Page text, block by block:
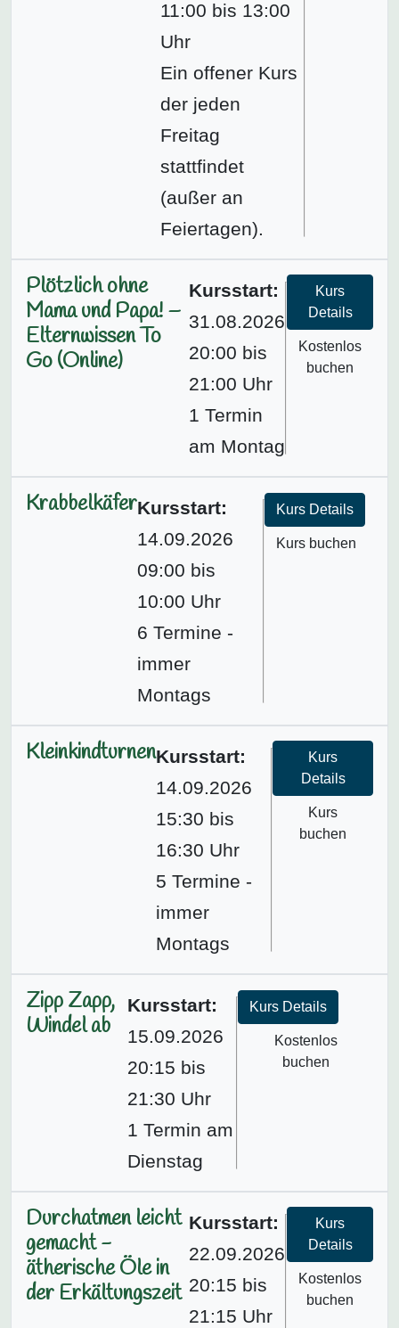
11:00 bis 13:00
Uhr
Ein offener Kurs
der jeden
Freitag
stattfindet
(außer an
Feiertagen).
Plötzlich ohne
Mama und Papa! –
Elternwissen To
Go (Online)
Kursstart:
31.08.2026
20:00 bis
21:00 Uhr
1 Termin
am Montag
Kurs
Details
Kostenlos
buchen
KrabbelkäferKursstart:
14.09.2026
09:00 bis
10:00 Uhr
6 Termine -
immer
Montags
Kurs Details
Kurs buchen
KleinkindturnenKursstart:
14.09.2026
15:30 bis
16:30 Uhr
5 Termine -
immer
Montags
Kurs
Details
Kurs
buchen
Zipp Zapp,
Windel ab
Kursstart:
15.09.2026
20:15 bis
21:30 Uhr
1 Termin am
Dienstag
Kurs Details
Kostenlos
buchen
Durchatmen leicht
gemacht -
ätherische Öle in
der Erkältungszeit
Kursstart:
22.09.2026
20:15 bis
21:15 Uhr
Kurs
Details
Kostenlos
buchen